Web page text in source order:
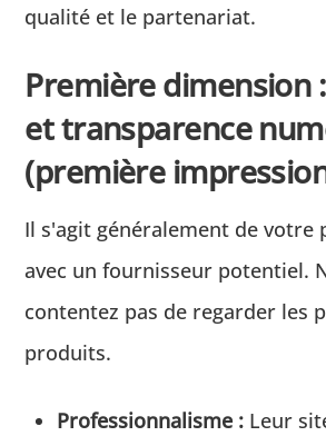
qualité et le partenariat.
Première dimension
et transparence
(première
Il s'agit généralement de votre
avec un fournisseur potentiel.
contentez pas de regarder les
produits.
Professionnalisme : Leur